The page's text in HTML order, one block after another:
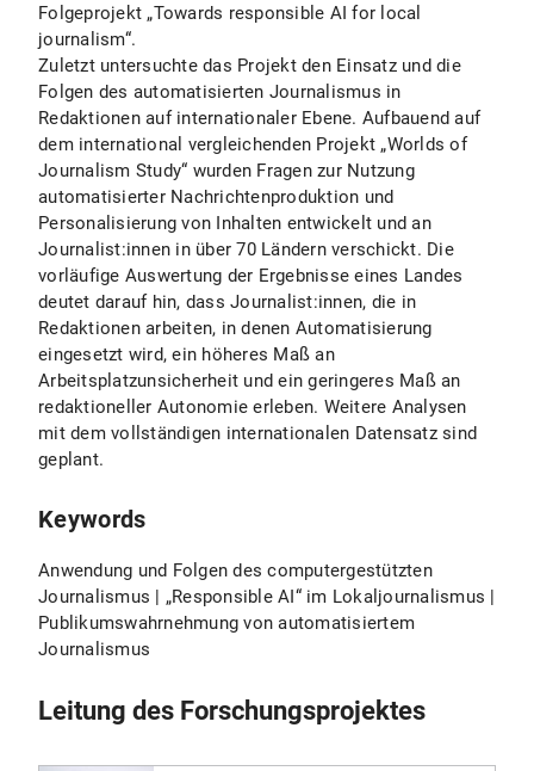
Folgeprojekt „Towards responsible AI for local
journalism“.
Zuletzt untersuchte das Projekt den Einsatz und die
Folgen des automatisierten Journalismus in
Redaktionen auf internationaler Ebene. Aufbauend auf
dem international vergleichenden Projekt „Worlds of
Journalism Study“ wurden Fragen zur Nutzung
automatisierter Nachrichtenproduktion und
Personalisierung von Inhalten entwickelt und an
Journalist:innen in über 70 Ländern verschickt. Die
vorläufige Auswertung der Ergebnisse eines Landes
deutet darauf hin, dass Journalist:innen, die in
Redaktionen arbeiten, in denen Automatisierung
eingesetzt wird, ein höheres Maß an
Arbeitsplatzunsicherheit und ein geringeres Maß an
redaktioneller Autonomie erleben. Weitere Analysen
mit dem vollständigen internationalen Datensatz sind
geplant.
Keywords
Anwendung und Folgen des computergestützten
Journalismus | „Responsible AI“ im Lokaljournalismus |
Publikumswahrnehmung von automatisiertem
Journalismus
Leitung des Forschungsprojektes